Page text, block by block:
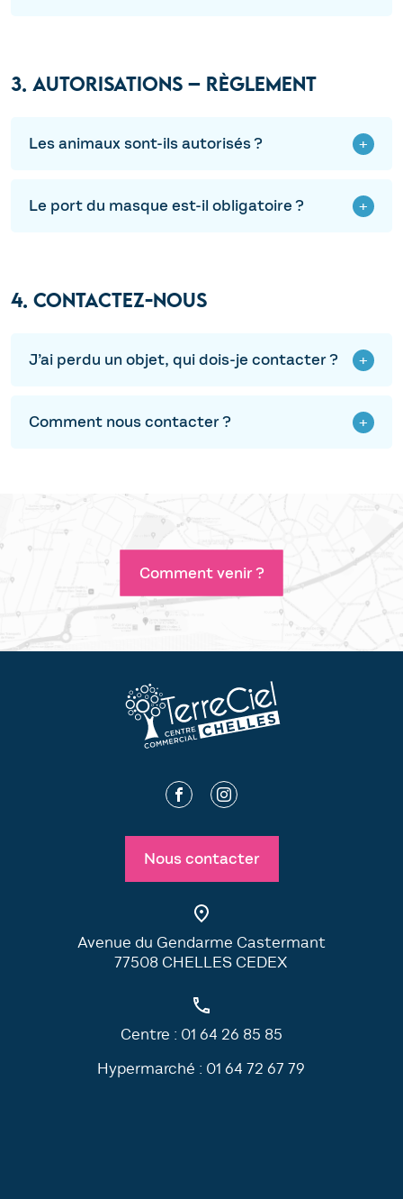
3. AUTORISATIONS – RÈGLEMENT
Les animaux sont-ils autorisés ?
Le port du masque est-il obligatoire ?
4. CONTACTEZ-NOUS
J’ai perdu un objet, qui dois-je contacter ?
Comment nous contacter ?
Comment venir ?
Nous contacter
Avenue du Gendarme Castermant
77508 CHELLES CEDEX
Centre : 01 64 26 85 85
Hypermarché : 01 64 72 67 79